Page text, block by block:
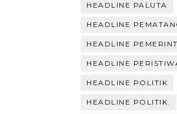
HEADLINE PALUTA
HEADLINE
HEADLINE
HEADLINE
HEADLINE POLITIK
HEADLINE POLITIK.